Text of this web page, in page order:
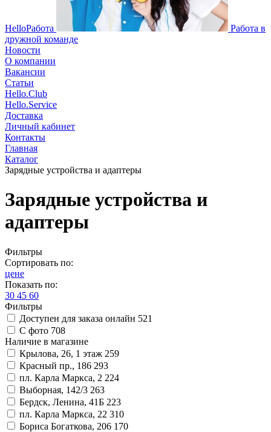
HelloРабота
Работа в
дружной команде
Новости
О компании
Вакансии
Статьи
Hello.Club
Hello.Service
Доставка
Личный кабинет
Контакты
Главная
Каталог
Зарядные устройства и адаптеры
Зарядные устройства и
адаптеры
Фильтры
Сортировать по:
цене
Показать по:
30 45 60
Фильтры
Доступен для заказа онлайн 521
С фото 708
Наличие в магазине
Крылова, 26, 1 этаж 259
Красный пр., 186 293
пл. Карла Маркса, 2 224
Выборная, 142/3 263
Бердск, Ленина, 41Б 223
пл. Карла Маркса, 22 310
Бориса Богаткова, 206 170